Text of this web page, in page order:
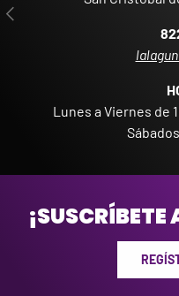
ANTERIOR
Lunes a Viernes de
¡SUSCRÍBETE